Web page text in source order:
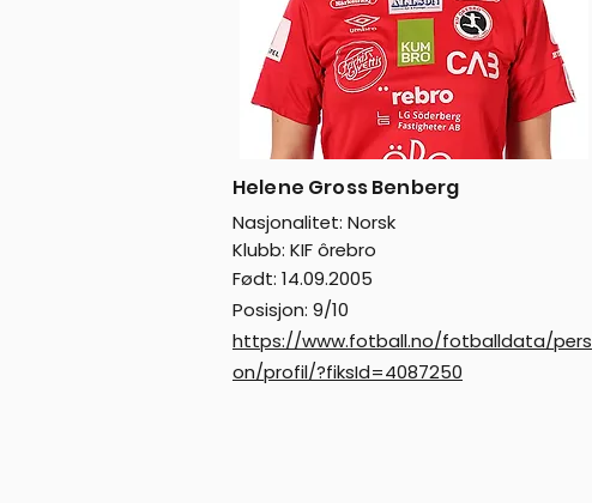
Helene Gross Benberg
Nasjonalitet: Norsk
Klubb: KIF ôrebro
Født: 14.09.2005
Posisjon: 9/10
https://www.fotball.no/fotballdata/pers
on/profil/?fiksId=4087250